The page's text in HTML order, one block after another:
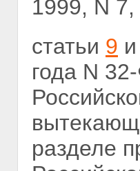
1999, N 7,
статьи 9
года N
разделе